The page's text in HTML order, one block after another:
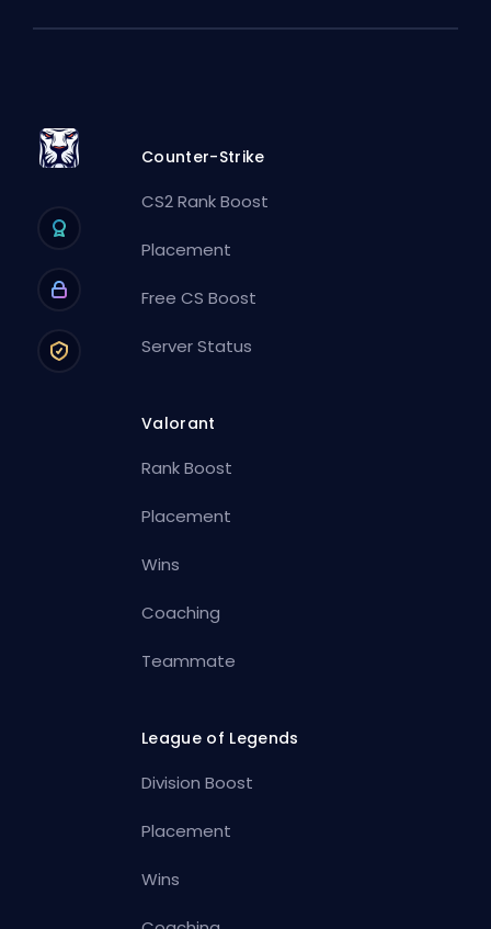
Counter-Strike
CS2 Rank Boost
Placement
Free CS Boost
Server Status
Valorant
Rank Boost
Placement
Wins
Coaching
Teammate
League of Legends
Division Boost
Placement
Wins